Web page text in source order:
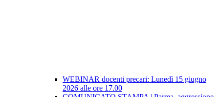
WEBINAR docenti precari: Lunedì 15 giugno
2026 alle ore 17.00